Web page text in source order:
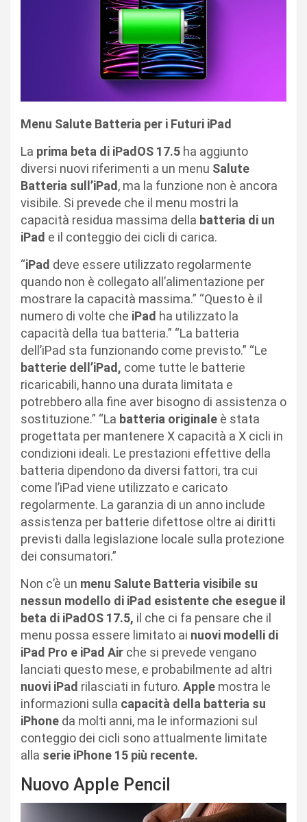
Menu Salute Batteria per i Futuri iPad
La prima beta di iPadOS 17.5 ha aggiunto
diversi nuovi riferimenti a un menu Salute
Batteria sull’iPad, ma la funzione non è ancora
visibile. Si prevede che il menu mostri la
capacità residua massima della batteria di un
iPad e il conteggio dei cicli di carica.
“iPad deve essere utilizzato regolarmente
quando non è collegato all’alimentazione per
mostrare la capacità massima.” “Questo è il
numero di volte che iPad ha utilizzato la
capacità della tua batteria.” “La batteria
dell’iPad sta funzionando come previsto.” “Le
batterie dell’iPad, come tutte le batterie
ricaricabili, hanno una durata limitata e
potrebbero alla fine aver bisogno di assistenza o
sostituzione.” “La batteria originale è stata
progettata per mantenere X capacità a X cicli in
condizioni ideali. Le prestazioni effettive della
batteria dipendono da diversi fattori, tra cui
come l’iPad viene utilizzato e caricato
regolarmente. La garanzia di un anno include
assistenza per batterie difettose oltre ai diritti
previsti dalla legislazione locale sulla protezione
dei consumatori.”
Non c’è un menu Salute Batteria visibile su
nessun modello di iPad esistente che esegue il
beta di iPadOS 17.5, il che ci fa pensare che il
menu possa essere limitato ai nuovi modelli di
iPad Pro e iPad Air che si prevede vengano
lanciati questo mese, e probabilmente ad altri
nuovi iPad rilasciati in futuro. Apple mostra le
informazioni sulla capacità della batteria su
iPhone da molti anni, ma le informazioni sul
conteggio dei cicli sono attualmente limitate
alla serie iPhone 15 più recente.
Nuovo Apple Pencil